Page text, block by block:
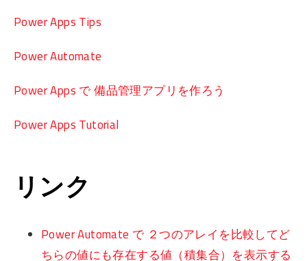
Power Apps Tips
Power Automate
Power Apps で 備品管理アプリを作ろう
Power Apps Tutorial
リンク
Power Automate で ２つのアレイを比較してど
ちらの値にも存在する値（積集合）を表示する